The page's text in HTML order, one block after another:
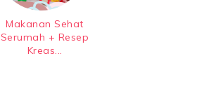
Makanan Sehat
Serumah + Resep
Kreas...